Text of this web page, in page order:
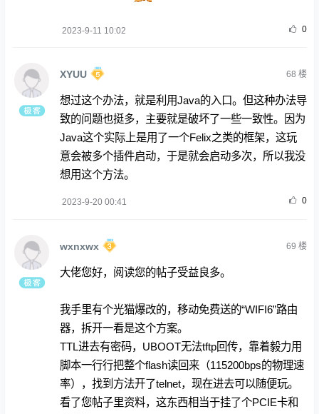
2023-9-11 10:02 0
XYUU 68 楼
想过这个办法，就是利用Java的入口。但这种办法导
致的问题也挺多，主要就是破坏了一些一致性。因为
Java这个实际上是用了一个Felix之类的框架，这玩
意会被多个插件启动，于是就会启动多次，所以我没
想用这个方法。
2023-9-20 00:41 0
wxnxwx 69 楼
大佬您好，阅读您的帖子受益良多。
我手里有个光猫爆改的，移动免费送的“WIFI6”路由
器，拆开一看是这个方案。
TTL进去有密码，UBOOT无法tftp回传，靠着毅力用
脚本一行行把整个flash读回来（115200bps的物理速
率），找到方法开了telnet，现在进去可以随便玩。
看了您帖子里资料，这东西相当于挂了个PCIE卡和